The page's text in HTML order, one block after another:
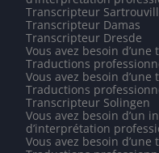
Transcripteur
Transcripteur Damas
Transcripteur Dresde
Vous avez besoin
Traductions
Vous avez besoin
Traductions
Transcripteur Solingen
Vous avez besoin d’un
d’interprétation
Vous avez besoin